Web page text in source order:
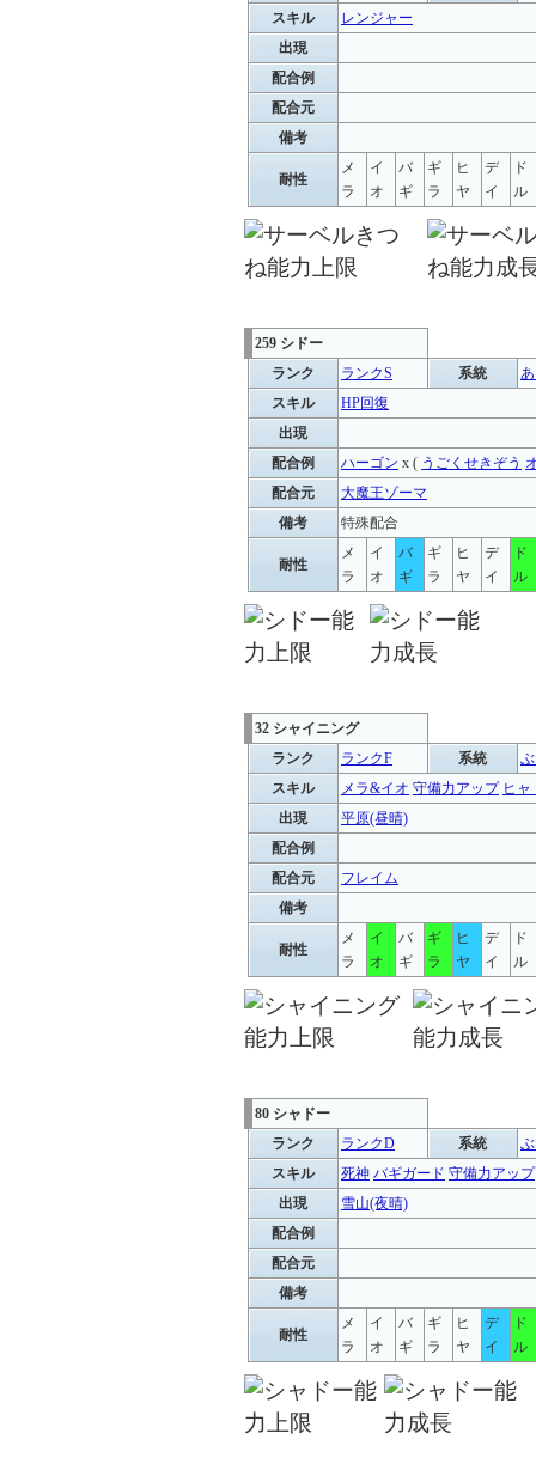
スキル
レンジャー
出現
配合例
配合元
備考
耐性
メ
ラ
イ
オ
バ
ギ
ギ
ラ
ヒ
ヤ
デ
イ
ド
ル
259 シドー
ランク
ランクS 系統
スキル
HP回復
出現
配合例
ハーゴン x ( うごくせきぞう
配合元
大魔王ゾーマ
備考
特殊配合
耐性
メ
ラ
イ
オ
バ
ギ
ギ
ラ
ヒ
ヤ
デ
イ
ド
ル
32 シャイニング
ランク
ランクF 系統
スキル
メラ&イオ 守備力アップ ヒャ
出現
平原(昼晴)
配合例
配合元
フレイム
備考
耐性
メ
ラ
イ
オ
バ
ギ
ギ
ラ
ヒ
ヤ
デ
イ
ド
ル
80 シャドー
ランク
ランクD 系統
スキル
死神 バギガード 守備力アップ
出現
雪山(夜晴)
配合例
配合元
備考
耐性
メ
ラ
イ
オ
バ
ギ
ギ
ラ
ヒ
ヤ
デ
イ
ド
ル